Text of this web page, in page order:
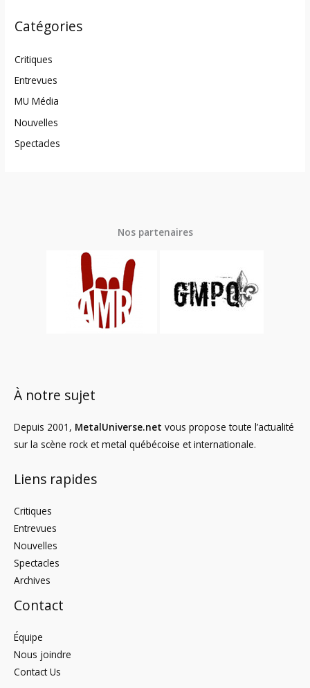
Catégories
Critiques
Entrevues
MU Média
Nouvelles
Spectacles
Nos partenaires
À notre sujet
Depuis 2001, MetalUniverse.net vous propose toute l’actualité
sur la scène rock et metal québécoise et internationale.
Liens rapides
Critiques
Entrevues
Nouvelles
Spectacles
Archives
Contact
Équipe
Nous joindre
Contact Us